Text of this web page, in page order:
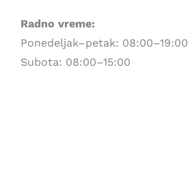
Radno vreme:
Ponedeljak–petak: 08:00–19:00
Subota: 08:00–15:00